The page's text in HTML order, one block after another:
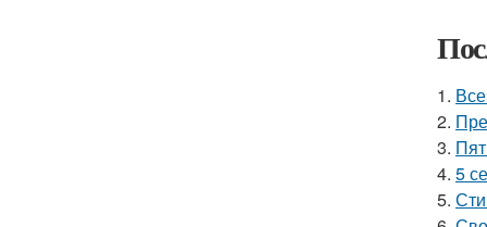
1.
2.
3.
4. 5
5.